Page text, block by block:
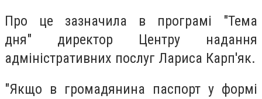
Про це зазначила в програмі "Тема
дня" директор Центру надання
адміністративних послуг Лариса Карп′як.
"Якщо в громадянина паспорт у формі